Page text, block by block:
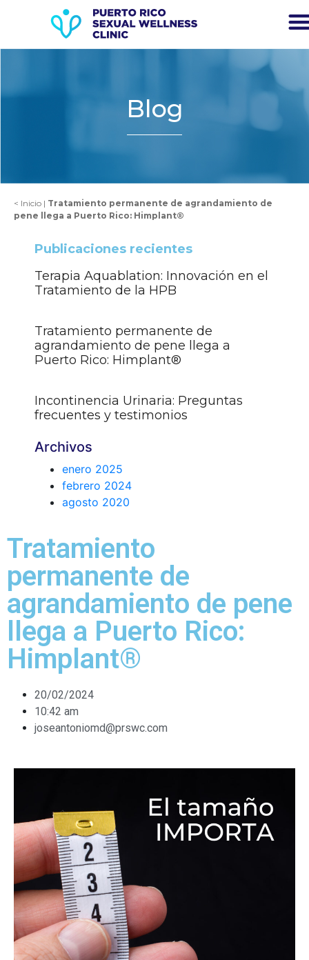
Blog
< Inicio | Tratamiento permanente de agrandamiento de
pene llega a Puerto Rico: Himplant®
Publicaciones recientes
Terapia Aquablation: Innovación en el
Tratamiento de la HPB
Tratamiento permanente de
agrandamiento de pene llega a
Puerto Rico: Himplant®
Incontinencia Urinaria: Preguntas
frecuentes y testimonios
Archivos
enero 2025
febrero 2024
agosto 2020
Tratamiento
permanente de
agrandamiento de pene
llega a Puerto Rico:
Himplant®
20/02/2024
10:42 am
joseantoniomd@prswc.com